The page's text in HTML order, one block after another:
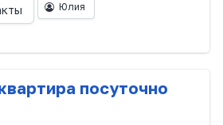
Юлия
посуточно